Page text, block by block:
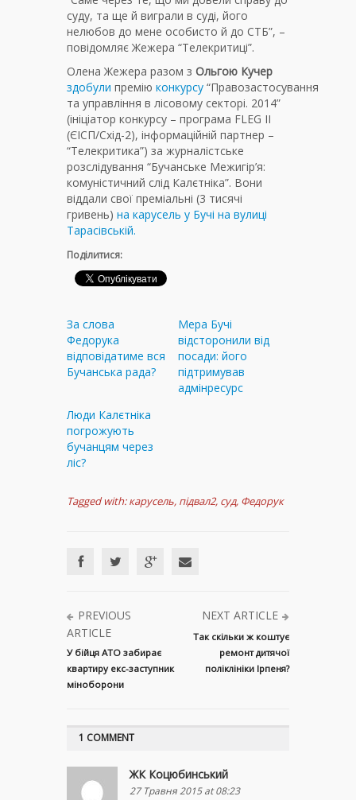
суду, та ще й виграли в суді, його
нелюбов до мене особисто й до СТБ”, –
повідомляє Жежера “Телекритиці”.
Олена Жежера разом з Ольгою Кучер
здобули премію конкурсу “Правозастосування
та управління в лісовому секторі. 2014”
(ініціатор конкурсу – програма FLEG II
(ЄІСП/Схід-2), інформаційній партнер –
“Телекритика”) за журналістське
розслідування “Бучанське Межигір’я:
комуністичний слід Калєтніка”. Вони
віддали свої преміальні (3 тисячі
гривень) на карусель у Бучі на вулиці
Тарасівській.
Поділитися:
За слова
Федорука
відповідатиме вся
Бучанська рада?
Мера Бучі
відсторонили від
посади: його
підтримував
адмінресурс
Люди Калєтніка
погрожують
бучанцям через
ліс?
Tagged with: карусель, підвал2, суд, Федорук
PREVIOUS
ARTICLE
У бійця АТО забирає
квартиру екс-заступник
міноборони
NEXT ARTICLE
Так скільки ж коштує
ремонт дитячої
поліклініки Ірпеня?
1 COMMENT
ЖК Коцюбинський
27 Травня 2015 at 08:23